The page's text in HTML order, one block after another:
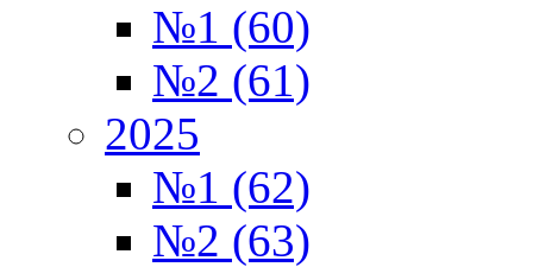
№1 (60)
№2 (61)
2025
№1 (62)
№2 (63)